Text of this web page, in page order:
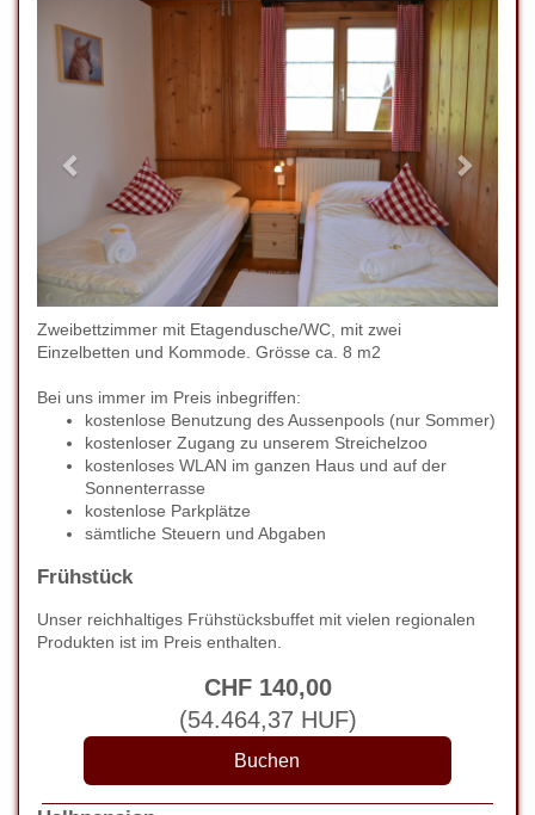
Previous
Next
Zweibettzimmer mit Etagendusche/WC, mit zwei
Einzelbetten und Kommode. Grösse ca. 8 m2
Bei uns immer im Preis inbegriffen:
kostenlose Benutzung des Aussenpools (nur Sommer)
kostenloser Zugang zu unserem Streichelzoo
kostenloses WLAN im ganzen Haus und auf der
Sonnenterrasse
kostenlose Parkplätze
sämtliche Steuern und Abgaben
Frühstück
Unser reichhaltiges Frühstücksbuffet mit vielen regionalen
Produkten ist im Preis enthalten.
CHF 140,00
(54.464,37 HUF)